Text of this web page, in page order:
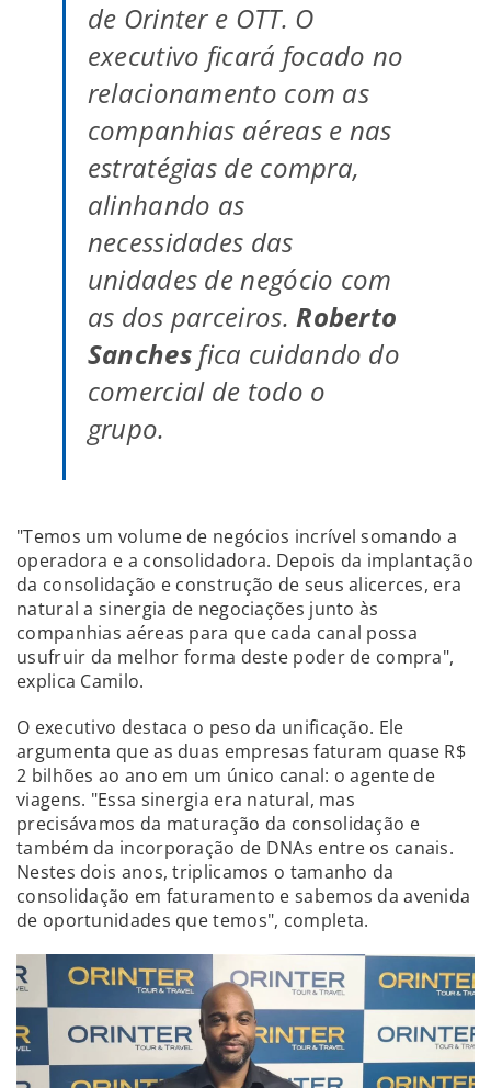
de Orinter e OTT. O
executivo ficará focado no
relacionamento com as
companhias aéreas e nas
estratégias de compra,
alinhando as
necessidades das
unidades de negócio com
as dos parceiros. Roberto
Sanchesfica cuidando do
comercial de todo o
grupo.
"Temos um volume de negócios incrível somando a
operadora e a consolidadora. Depois da implantação
da consolidação e construção de seus alicerces, era
natural a sinergia de negociações junto às
companhias aéreas para que cada canal possa
usufruir da melhor forma deste poder de compra",
explica Camilo.
O executivo destaca o peso da unificação. Ele
argumenta que as duas empresas faturam quase R$
2 bilhões ao ano em um único canal: o agente de
viagens. "Essa sinergia era natural, mas
precisávamos da maturação da consolidação e
também da incorporação de DNAs entre os canais.
Nestes dois anos, triplicamos o tamanho da
consolidação em faturamento e sabemos da avenida
de oportunidades que temos", completa.